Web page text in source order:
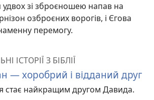
удвох зі зброєношею напав на
озброєних ворогів, і Єгова
перемогу.
ІСТОРІЇ З БІБЛІЇ
— хоробрий і відданий друг
стає найкращим другом Давида.